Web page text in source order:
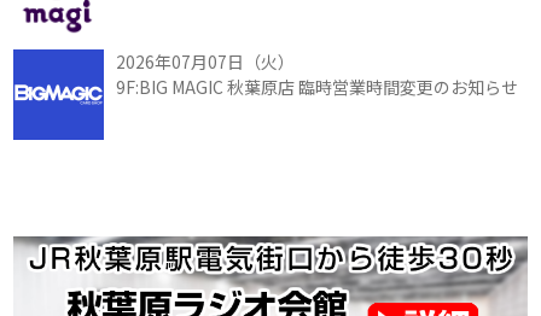
2026年07月07日（火）
9F:BIG MAGIC 秋葉原店 臨時営業時間変更のお知らせ